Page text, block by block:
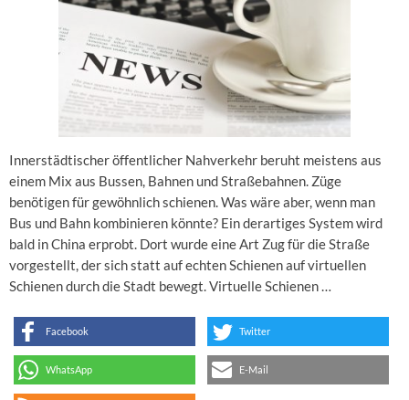
Innerstädtischer öffentlicher Nahverkehr beruht meistens aus
einem Mix aus Bussen, Bahnen und Straßebahnen. Züge
benötigen für gewöhnlich schienen. Was wäre aber, wenn man
Bus und Bahn kombinieren könnte? Ein derartiges System wird
bald in China erprobt. Dort wurde eine Art Zug für die Straße
vorgestellt, der sich statt auf echten Schienen auf virtuellen
Schienen durch die Stadt bewegt. Virtuelle Schienen …
Facebook Twitter
WhatsApp E-Mail